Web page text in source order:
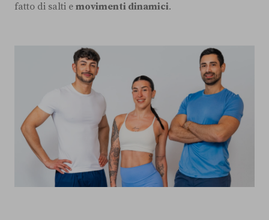
fatto di salti e movimenti dinamici.